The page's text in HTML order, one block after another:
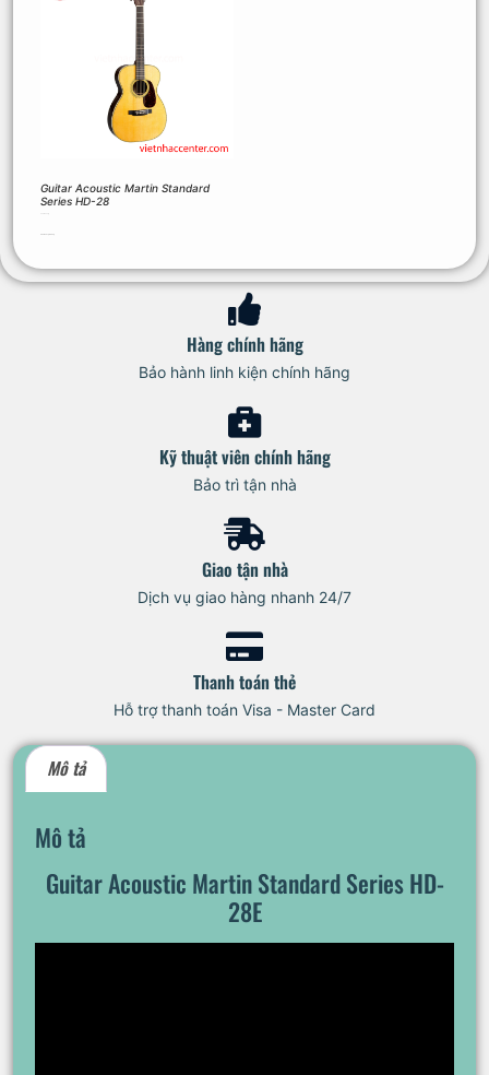
Guitar Acoustic Martin Standard
Series HD-28
Hàng chính hãng
Bảo hành linh kiện chính hãng
Kỹ thuật viên chính hãng
Bảo trì tận nhà
Giao tận nhà
Dịch vụ giao hàng nhanh 24/7
Thanh toán thẻ
Hỗ trợ thanh toán Visa - Master Card
Mô tả
Mô tả
Guitar Acoustic Martin Standard Series HD-
28E